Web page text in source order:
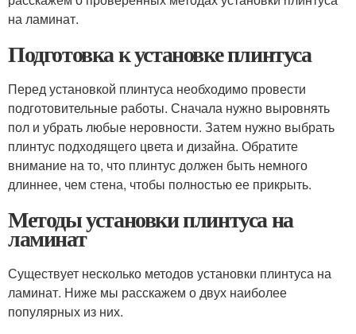
на ламинат.
Подготовка к установке плинтуса
Перед установкой плинтуса необходимо провести
подготовительные работы. Сначала нужно выровнять
пол и убрать любые неровности. Затем нужно выбрать
плинтус подходящего цвета и дизайна. Обратите
внимание на то, что плинтус должен быть немного
длиннее, чем стена, чтобы полностью ее прикрыть.
Методы установки плинтуса на
ламинат
Существует несколько методов установки плинтуса на
ламинат. Ниже мы расскажем о двух наиболее
популярных из них.